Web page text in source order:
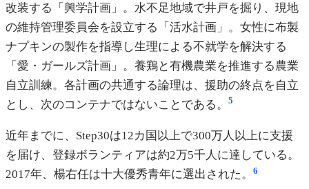
改装する「興学計画」。水不足地域で井戸を掘り、現地
の維持管理委員会を設立する「活水計画」。女性に布製
ナプキンの製作を指導し生理による不就学を解決する
「愛・ガールズ計画」。養鶏と有機農業を推進する農業
自立訓練。各計画の共通する論理は、援助の終点を自立
とし、次のコンテナではないことである。
5
近年までに、Step30は12カ国以上で300万人以上に支援
を届け、登録ボランティアは約2万5千人に達している。
2017年、楊右任は十大優秀青年に選出された。
6